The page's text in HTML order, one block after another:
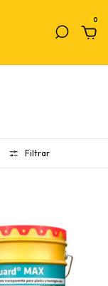
0
Filtrar